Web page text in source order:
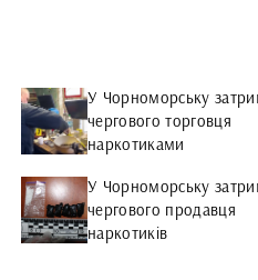
У Чорноморську
чергового торговця
наркотиками
У Чорноморську
чергового продавця
наркотиків